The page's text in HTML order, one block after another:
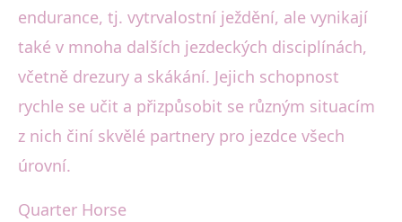
endurance, tj. vytrvalostní ježdění, ale vynikají
také v mnoha dalších jezdeckých disciplínách,
včetně drezury a skákání. Jejich schopnost
rychle se učit a přizpůsobit se různým situacím
z nich činí skvělé partnery pro jezdce všech
úrovní.
Quarter Horse